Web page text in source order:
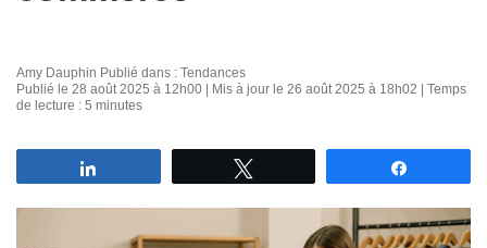
Amy Dauphin Publié dans : Tendances
Publié le 28 août 2025 à 12h00 | Mis à jour le 26 août 2025 à 18h02 | Temps
de lecture : 5 minutes